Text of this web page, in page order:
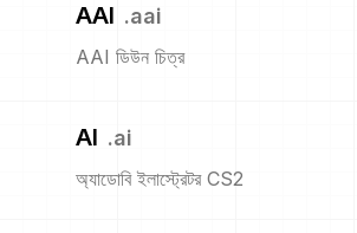
AAI .aai
AAI ডিউন চিত্র
AI .ai
অ্যাডোবি ইলাস্ট্রেটর CS2